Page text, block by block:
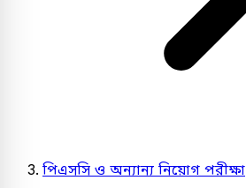
পিএসসি ও অন্যান্য নিয়োগ পরীক্ষা